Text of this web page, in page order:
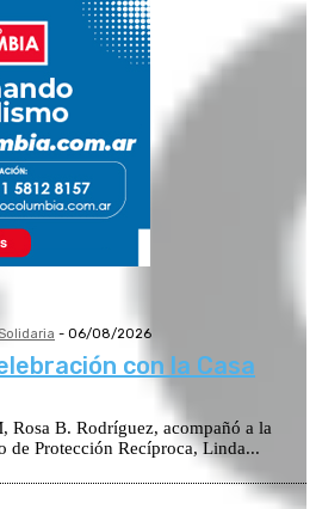
- 06/08/2026
con la Casa
Rosa B. Rodríguez, acompañó a la
de Protección Recíproca, Linda...